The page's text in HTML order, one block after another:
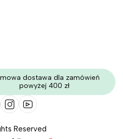
dostawa dla zamówień
powyżej 400 zł
Reserved